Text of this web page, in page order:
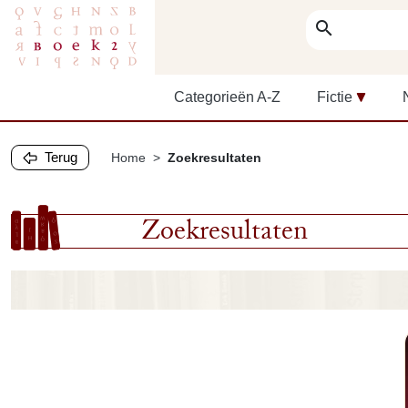
search
Categorieën A-Z Fictie
Terug Home Zoekresultaten
Zoekresultaten